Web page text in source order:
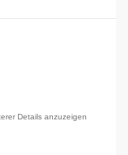
Details anzuzeigen